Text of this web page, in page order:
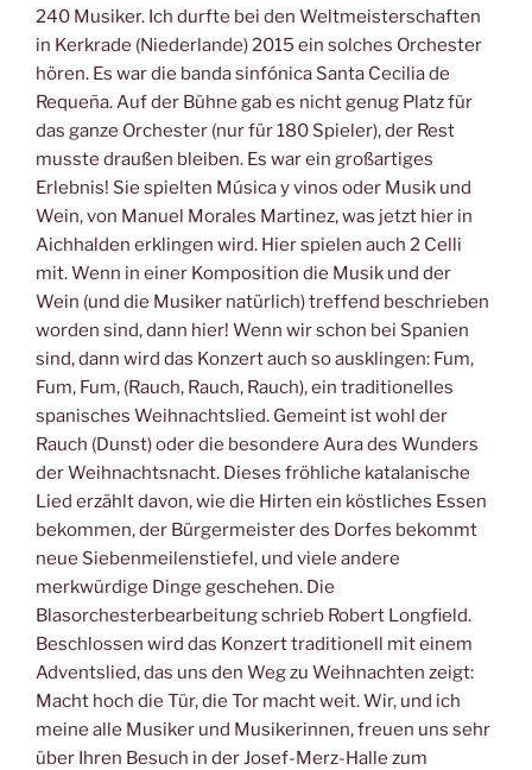
240 Musiker. Ich durfte bei den Weltmeisterschaften
in Kerkrade (Niederlande) 2015 ein solches Orchester
hören. Es war die banda sinfónica Santa Cecilia de
Requeña. Auf der Bühne gab es nicht genug Platz für
das ganze Orchester (nur für 180 Spieler), der Rest
musste draußen bleiben. Es war ein großartiges
Erlebnis! Sie spielten Música y vinos oder Musik und
Wein, von Manuel Morales Martinez, was jetzt hier in
Aichhalden erklingen wird. Hier spielen auch 2 Celli
mit. Wenn in einer Komposition die Musik und der
Wein (und die Musiker natürlich) treffend beschrieben
worden sind, dann hier! Wenn wir schon bei Spanien
sind, dann wird das Konzert auch so ausklingen: Fum,
Fum, Fum, (Rauch, Rauch, Rauch), ein traditionelles
spanisches Weihnachtslied. Gemeint ist wohl der
Rauch (Dunst) oder die besondere Aura des Wunders
der Weihnachtsnacht. Dieses fröhliche katalanische
Lied erzählt davon, wie die Hirten ein köstliches Essen
bekommen, der Bürgermeister des Dorfes bekommt
neue Siebenmeilenstiefel, und viele andere
merkwürdige Dinge geschehen. Die
Blasorchesterbearbeitung schrieb Robert Longfield.
Beschlossen wird das Konzert traditionell mit einem
Adventslied, das uns den Weg zu Weihnachten zeigt:
Macht hoch die Tür, die Tor macht weit. Wir, und ich
meine alle Musiker und Musikerinnen, freuen uns sehr
über Ihren Besuch in der Josef-Merz-Halle zum